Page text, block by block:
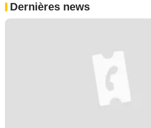
Dernières news